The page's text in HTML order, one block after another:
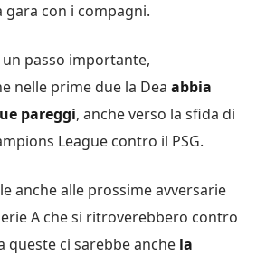
gara con i compagni.
passo importante,
nelle prime due la Dea abbia
pareggi, anche verso la sfida di
League contro il PSG.
anche alle prossime avversarie
A che si ritroverebbero contro
queste ci sarebbe anche la